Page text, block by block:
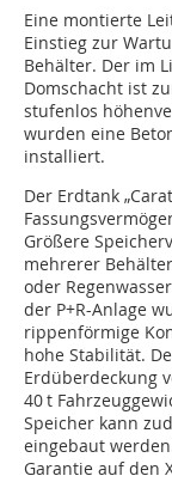
Eine montierte
Einstieg zur
Behälter. Der im
Domschacht ist
stufenlos
wurden eine
installiert.
Der Erdtank
Größere
mehrerer
oder
der P+R-Anlage
rippenförmige
hohe Stabilität.
Erdüberdeckung
40 t
Speicher kann
eingebaut
Garantie auf den